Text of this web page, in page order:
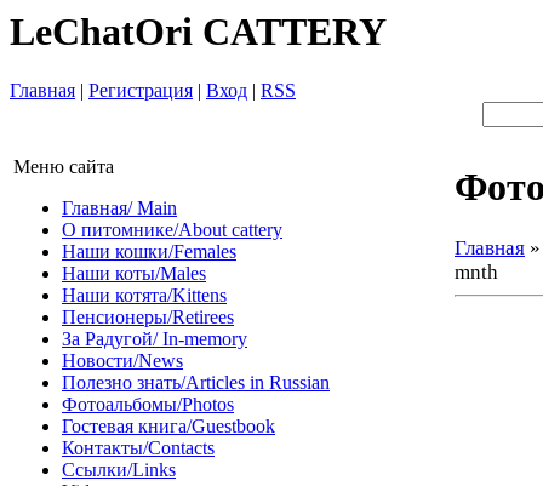
LeChatOri CATTERY
Главная | Регистрация | Вход | RSS
Меню сайта
Главная/ Main
О питомнике/About cattery
Наши кошки/Females
Наши коты/Males
Наши котята/Kittens
Пенсионеры/Retirees
За Радугой/ In-memory
Новости/News
Полезно знать/Articles in Russian
Фотоальбомы/Photos
Гостевая книга/Guestbook
Контакты/Contacts
Ссылки/Links
Главная
mnth